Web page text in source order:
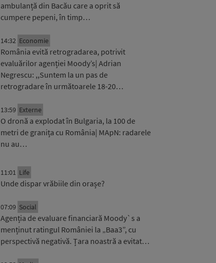
ambulanță din Bacău care a oprit să
cumpere pepeni, în timp…
14:32 Economie
România evită retrogradarea, potrivit
evaluărilor agenției Moody’s| Adrian
Negrescu: ,,Suntem la un pas de
retrogradare în următoarele 18-20…
13:59 Externe
O dronă a explodat în Bulgaria, la 100 de
metri de granița cu România| MApN: radarele
nu au…
11:01 Life
Unde dispar vrăbiile din orașe?
07:09 Social
Agenția de evaluare financiară Moody`s a
menținut ratingul României la „Baa3”, cu
perspectivă negativă. Țara noastră a evitat…